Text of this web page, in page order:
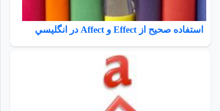
استفاده صحيح از Effect و Affect در انگليسي